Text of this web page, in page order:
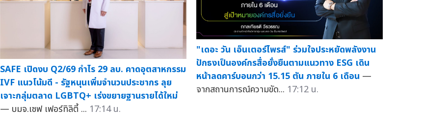
SAFE เปิดงบ Q2/69 กำไร 29 ลบ. คาดอุตสาหกรรม
IVF แนวโน้มดี - รัฐหนุนเพิ่มจำนวนประชากร ลุย
เจาะกลุ่มตลาด LGBTQ+ เร่งขยายฐานรายได้ใหม่
— บมจ.เซฟ เฟอร์ทิลิตี้ ... 17:14 น.
"เดอะ วัน เอ็นเตอร์ไพรส์" ร่วมใจประหยัดพลังงาน
ปักธงเป็นองค์กรสื่อยั่งยืนตามแนวทาง ESG เดิน
หน้าลดคาร์บอนกว่า 15.15 ตัน ภายใน 6 เดือน —
จากสถานการณ์ความขัด... 17:12 น.